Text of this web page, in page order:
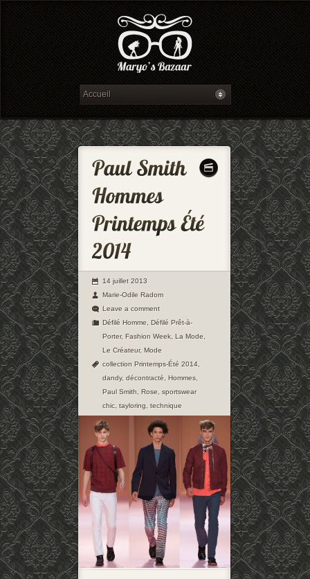
14 juillet 2013
Marie-Odile Radom
Leave a comment
Défilé Homme
Défilé Prêt-à-
Porter, Fashion Week La Mode
Le Créateur, Mode
collection Printemps-Été 2014
dandy, décontracté Hommes
Paul Smith Rose
sportswear
chic tayloring technique